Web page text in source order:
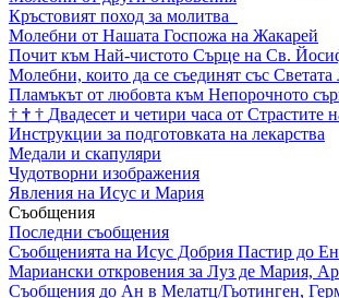
Кръстовият поход за молитва
Молебни от Нашата Госпожа на Жакарей
Почит към Най-чистото Сърце на Св.
Молебни, които да се съединят със
Пламъкът от любовта към Непорочното
† † † Двадесет и четири часа от Страстите
Инструкции за подготовката на лекарства
Медали и скапуляри
Чудотворни изображения
Явления на Исус и Мария
Съобщения
Последни съобщения
Съобщенията на Исус Добрия Пастир до
Мариански откровения за Луз де Мария,
Съобщения до Ан в Мелатц/Гьотинген,